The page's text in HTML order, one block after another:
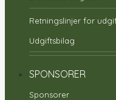
Retningslinjer for
Udgiftsbilag
SPONSORER
Sponsorer